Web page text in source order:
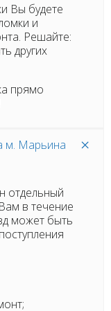
Вы будете
и
Решайте:
других
прямо
м. Марьина
отдельный
в течение
может быть